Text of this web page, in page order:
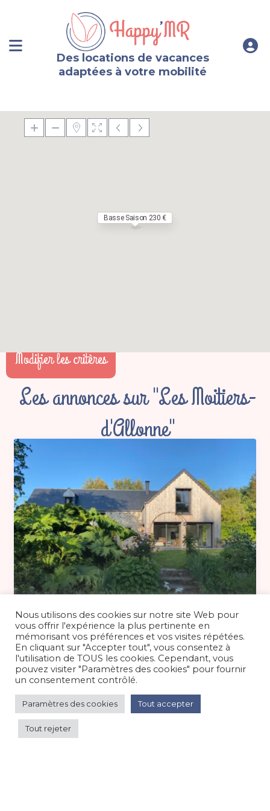
Des locations de vacances
adaptées à votre mobilité
Basse Saison 230 €
Modifier les critères
Les annonces sur "Les Moitiers-
d'Allonne"
Basse Saison 230 €/nuit
Gite à 4 km de la mer en Cotentin, 8 à
14 personnes
Maison/villa/chalet/gîte/Bord de mer/océan
Nous utilisons des cookies sur notre site Web pour
vous offrir l'expérience la plus pertinente en
mémorisant vos préférences et vos visites répétées.
En cliquant sur "Accepter tout", vous consentez à
l'utilisation de TOUS les cookies. Cependant, vous
pouvez visiter "Paramètres des cookies" pour fournir
un consentement contrôlé.
Paramètres des cookies Tout accepter
Tout rejeter